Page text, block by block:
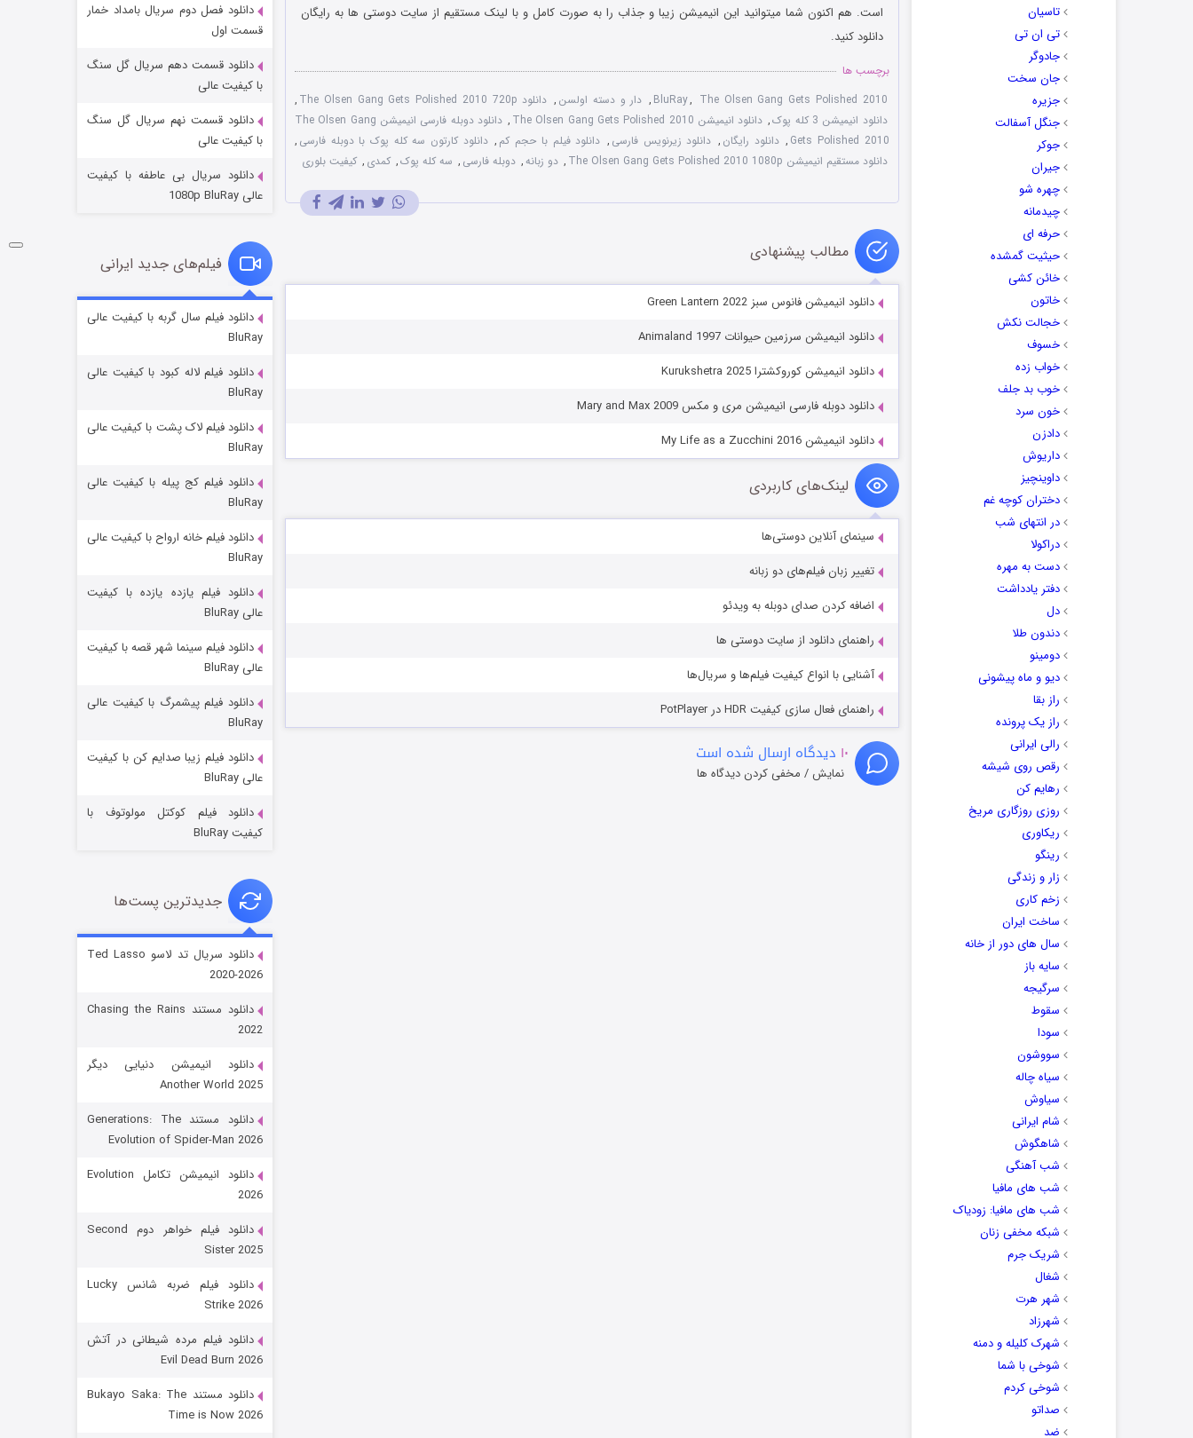
تاسیان
تی ان تی
جادوگر
جان سخت
جزیره
جنگل آسفالت
جوکر
جیران
چهره شو
چیدمانه
حرفه ای
حیثیت گمشده
خائن کشی
خاتون
خجالت نکش
خسوف
خواب زده
خوب بد جلف
خون سرد
دادزن
داریوش
داوینچیز
دختران کوچه غم
در انتهای شب
دراکولا
دست به مهره
دفتر یادداشت
دل
دندون طلا
دومینو
دیو و ماه پیشونی
راز بقا
راز یک پرونده
رالی ایرانی
رقص روی شیشه
رهایم کن
روزی روزگاری مریخ
ریکاوری
رینگو
زار و زندگی
زخم کاری
ساخت ایران
سال های دور از خانه
سایه باز
سرگیجه
سقوط
سودا
سووشون
سیاه چاله
سیاوش
شام ایرانی
شاهگوش
شب آهنگی
شب های مافیا
شب های مافیا: زودیاک
شبکه مخفی زنان
شریک جرم
شغال
شهر هرت
شهرزاد
شهرک کلیله و دمنه
شوخی با شما
شوخی کردم
صداتو
ضد
است. هم اکنون شما میتوانید این انیمیشن زیبا و جذاب را به صورت کامل و با لینک مستقیم از سایت دوستی ها به رایگان
دانلود کنید.
برچسب ها
BluRay, The Olsen Gang Gets Polished 2010
, دار و دسته اولسن , دانلود The Olsen Gang Gets Polished 2010 720p
,
دانلود انیمیشن 3 کله پوک
, دانلود انیمیشن The Olsen Gang Gets Polished 2010 ,
دانلود دوبله فارسی انیمیشن The Olsen Gang
Gets Polished 2010
, دانلود رایگان , دانلود زیرنویس فارسی , دانلود فیلم با حجم کم , دانلود کارتون سه کله پوک با دوبله فارسی ,
دانلود مستقیم انیمیشن The Olsen Gang Gets Polished 2010 1080p
, دو زبانه, دوبله فارسی , سه کله پوک, کمدی , کیفیت بلوری
مطالب پیشنهادی
دانلود انیمیشن فانوس سبز Green Lantern 2022
دانلود انیمیشن سرزمین حیوانات Animaland 1997
دانلود انیمیشن کوروکشترا Kurukshetra 2025
دانلود دوبله فارسی انیمیشن مری و مکس Mary and Max 2009
دانلود انیمیشن My Life as a Zucchini 2016
لینک‌های کاربردی
سینمای آنلاین دوستی‌ها
تغییر زبان فیلم‌های دو زبانه
اضافه کردن صدای دوبله به ویدئو
راهنمای دانلود از سایت دوستی ها
آشنایی با انواع کیفیت فیلم‌ها و سریال‌ها
راهنمای فعال سازی کیفیت HDR در PotPlayer
۱۰ دیدگاه ارسال شده است
نمایش / مخفی کردن دیدگاه ها
شکست استوارت در نجات جهان
قسمت ۷ (زیرنویس) منتشر شد
شوگر فصل ۲
قسمت
خاندان اژدها فصل ۳
جادوگری در مغولستان
قسمت
رویایی برای تو
قسمت
دانلود فصل دوم سریال بامداد خمار
قسمت اول
دانلود قسمت دهم سریال گل سنگ
با کیفیت عالی
دانلود قسمت نهم سریال گل سنگ
با کیفیت عالی
دانلود سریال بی عاطفه با کیفیت
عالی 1080p BluRay
فیلم‌های جدید ایرانی
دانلود فیلم سال گربه با کیفیت عالی
BluRay
دانلود فیلم لاله کبود با کیفیت عالی
BluRay
دانلود فیلم لاک پشت با کیفیت عالی
BluRay
دانلود فیلم کج‌ پیله با کیفیت عالی
BluRay
دانلود فیلم خانه ارواح با کیفیت عالی
BluRay
دانلود فیلم یازده یازده با کیفیت
عالی BluRay
دانلود فیلم سینما شهر قصه با کیفیت
عالی BluRay
دانلود فیلم پیشمرگ با کیفیت عالی
BluRay
دانلود فیلم زیبا صدایم کن با کیفیت
عالی BluRay
دانلود فیلم کوکتل مولوتوف با
کیفیت BluRay
جدیدترین پست‌ها
دانلود سریال تد لاسو Ted Lasso
2020-2026
دانلود مستند Chasing the Rains
2022
دانلود انیمیشن دنیایی دیگر
Another World 2025
دانلود مستند Generations: The
Evolution of Spider-Man 2026
دانلود انیمیشن تکامل Evolution
2026
دانلود فیلم خواهر دوم Second
Sister 2025
دانلود فیلم ضربه شانس Lucky
Strike 2026
دانلود فیلم مرده شیطانی در آتش
Evil Dead Burn 2026
دانلود مستند Bukayo Saka: The
Time is Now 2026